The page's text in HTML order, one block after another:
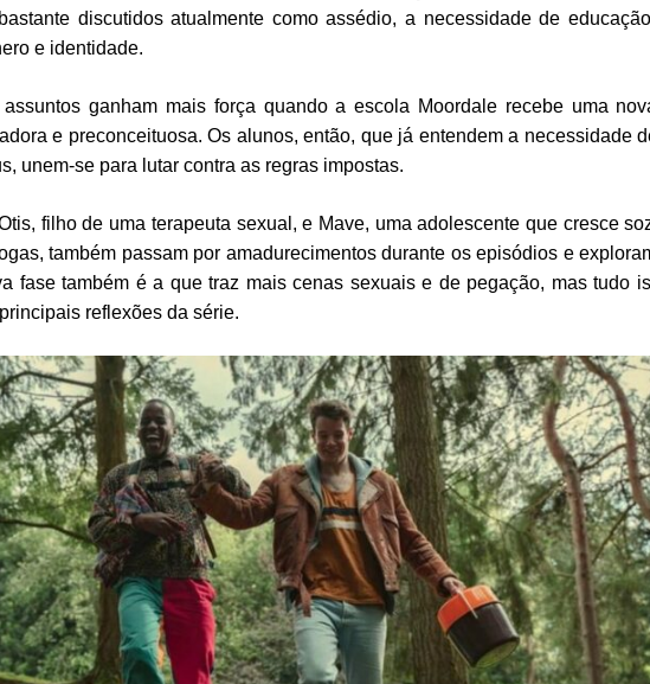
discutidos atualmente como assédio, a necessidade de
e identidade.
ganham mais força quando a escola Moordale recebe uma
e preconceituosa. Os alunos, então, que já entendem a necessidade
unem-se para lutar contra as regras impostas.
filho de uma terapeuta sexual, e Mave, uma adolescente que cresce
também passam por amadurecimentos durante os episódios e
fase também é a que traz mais cenas sexuais e de pegação, mas tudo
reflexões da série.